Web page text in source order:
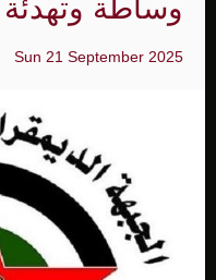
وساطة
Sun 21 September 2025